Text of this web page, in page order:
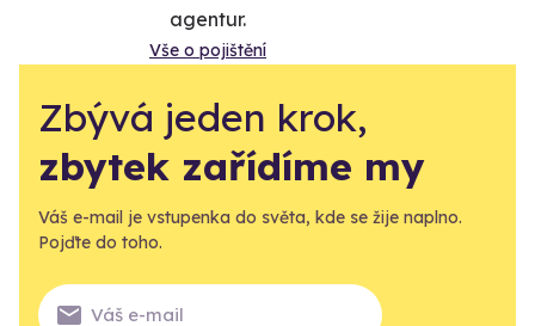
agentur.
Vše o pojištění
Zbývá jeden krok,
zbytek zařídíme my
Váš e-mail je vstupenka do světa, kde se žije naplno.
Pojďte do toho.